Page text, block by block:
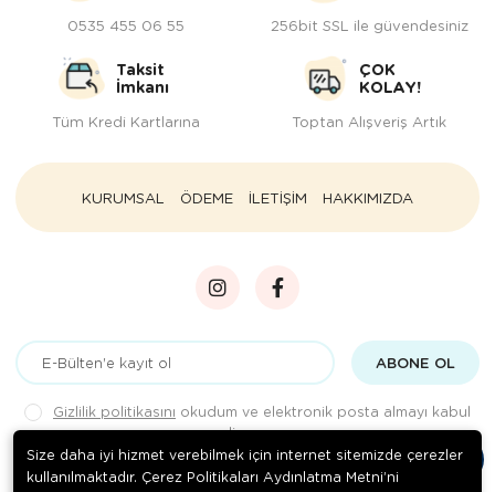
0535 455 06 55 256bit SSL ile güvendesiniz
Taksit
İmkanı
Tüm Kredi Kartlarına
ÇOK
KOLAY!
Toptan Alışveriş Artık
KURUMSAL ÖDEME İLETİŞİM HAKKIMIZDA
ABONE OL
Gizlilik politikasını okudum ve elektronik posta almayı kabul
ediyorum.
Size daha iyi hizmet verebilmek için internet sitemizde çerezler
kullanılmaktadır. Çerez Politikaları Aydınlatma Metni’ni